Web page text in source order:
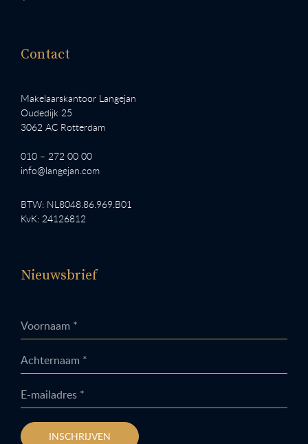
Contact
Makelaarskantoor Langejan
Oudedijk 25
3062 AC Rotterdam
010 – 272 00 00
info@langejan.com
BTW: NL8048.86.969.B01
KvK: 24126812
Nieuwsbrief
Voornaam *
Achternaam *
E-mailadres *
INSCHRIJVEN